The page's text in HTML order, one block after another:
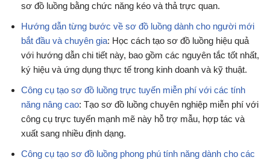
sơ đồ luồng bằng chức năng kéo và thả trực quan.
Hướng dẫn từng bước về sơ đồ luồng dành cho người mới
bắt đầu và chuyên gia: Học cách tạo sơ đồ luồng hiệu quả
với hướng dẫn chi tiết này, bao gồm các nguyên tắc tốt nhất,
ký hiệu và ứng dụng thực tế trong kinh doanh và kỹ thuật.
Công cụ tạo sơ đồ luồng trực tuyến miễn phí với các tính
năng nâng cao: Tạo sơ đồ luồng chuyên nghiệp miễn phí với
công cụ trực tuyến mạnh mẽ này hỗ trợ mẫu, hợp tác và
xuất sang nhiều định dạng.
Công cụ tạo sơ đồ luồng phong phú tính năng dành cho các